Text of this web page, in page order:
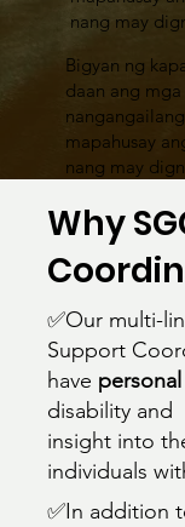
nang may
Bigyan ng
daan ang
mapahusay
nang may
Why
✅Our multi-
Support
have
disability and
insight into
individuals
✅In addition